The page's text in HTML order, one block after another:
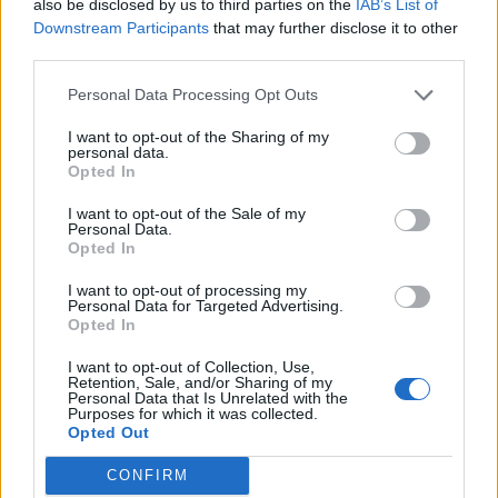
also be disclosed by us to third parties on the IAB’s List of
Downstream Participants that may further disclose it to other
Personal Data Processing Opt Outs
I want to opt-out of the Sharing of my
personal data.
Opted In
I want to opt-out of the Sale of my
Personal Data.
Opted In
I want to opt-out of processing my
Personal Data for Targeted Advertising.
Opted In
I want to opt-out of Collection, Use,
Retention, Sale, and/or Sharing of my
Personal Data that Is Unrelated with the
Purposes for which it was collected.
Opted Out
CONFIRM
AFFICHER LA CARTE